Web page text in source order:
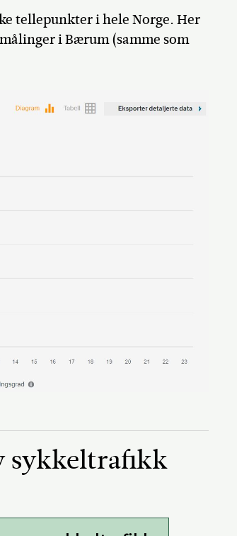
tellepunkter i hele Norge. Her
i Bærum (samme som
sykkeltrafikk